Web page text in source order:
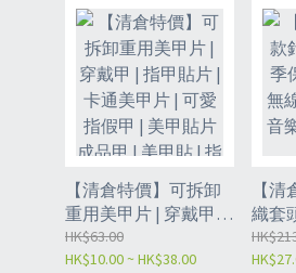
【清倉特價】可拆卸
重用美甲片 | 穿戴甲 |
指甲貼片 | 卡通美甲片
| 可愛指假甲 | 美甲貼
HK$63.00
HK$10.00 ~ HK$38.00
【
織套
充電
話耳